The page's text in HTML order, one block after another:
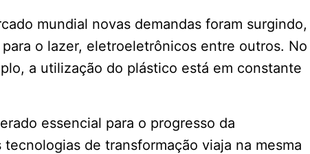
mundial novas demandas foram surgindo,
o lazer, eletroeletrônicos entre outros. No
a utilização do plástico está em constante
essencial para o progresso da
de transformação viaja na mesma